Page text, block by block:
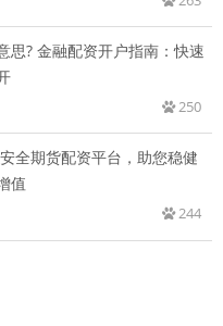
思? 金融配资开户指南：快速
250
全期货配资平台，助您稳健
值
244